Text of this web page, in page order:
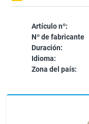
Artículo nº:
Nº de fabricante
Duración:
Idioma:
Zona del país: